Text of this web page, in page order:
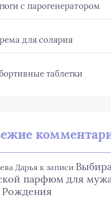
с парогенератором
для солярия
таблетки
Дарья к записи
парфюм для
Рождения